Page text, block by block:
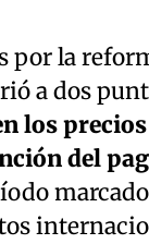
por la
a dos
los
del